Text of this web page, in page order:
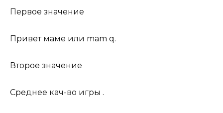
Первое значение
Привет маме или mam q.
Второе значение
Среднее кач-во игры .